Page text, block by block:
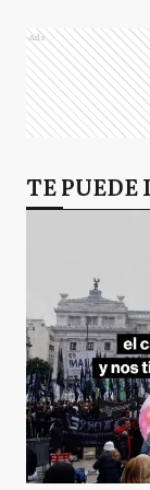
Ads
TE PUEDE